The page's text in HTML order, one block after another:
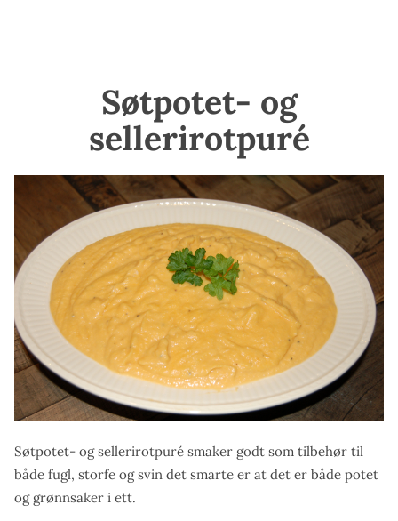
Søtpotet- og
sellerirotpuré
Søtpotet- og sellerirotpuré smaker godt som tilbehør til
både fugl, storfe og svin det smarte er at det er både potet
og grønnsaker i ett.